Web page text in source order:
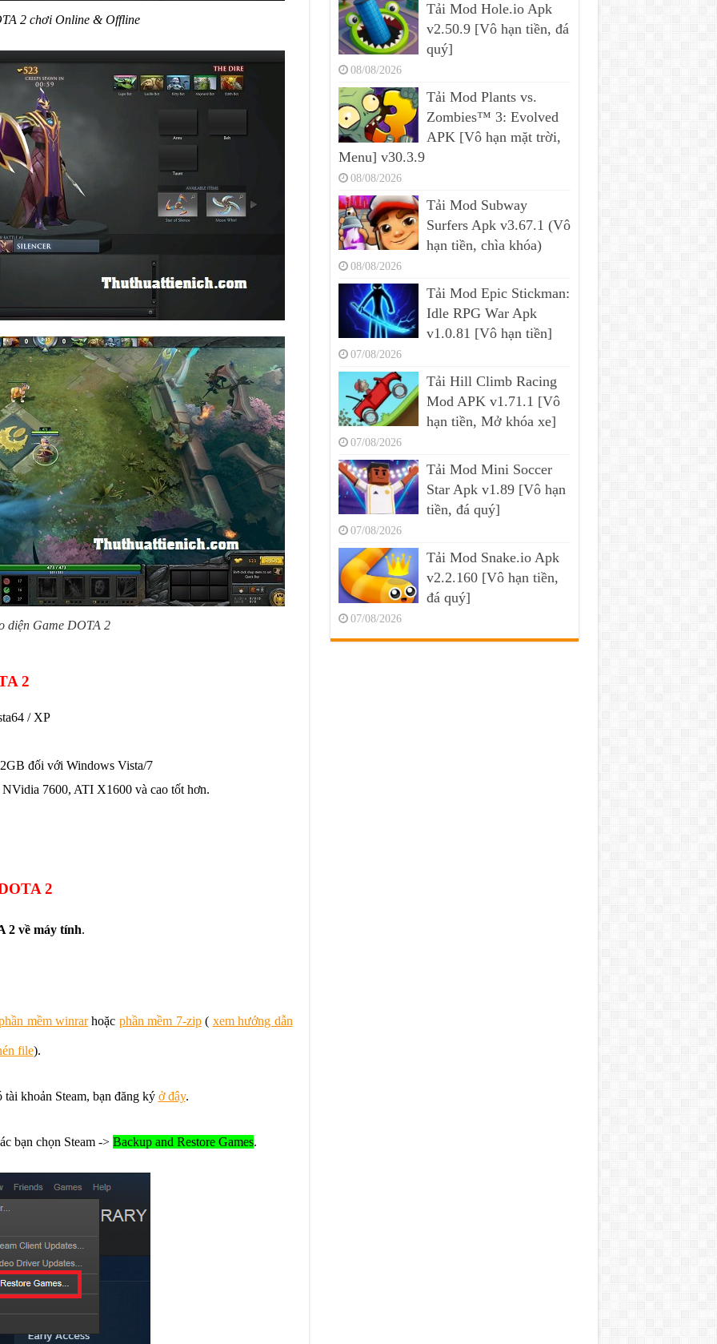
2 chơi Online & Offline
diện Game DOTA 2
2
/ XP
đối với Windows Vista/7
7600, ATI X1600 và cao tốt hơn.
2
2 về máy tính.
mềm winrarhoặc phần mềm 7-zip( xem hướng dẫn
file).
khoản Steam, bạn đăng ký ở đây.
bạn chọn Steam -> Backup and Restore Games.
Tải Mod Hole.io Apk
v2.50.9 [Vô hạn tiền, đá
quý]
08/08/2026
Tải Mod Plants vs.
Zombies™ 3: Evolved
APK [Vô hạn mặt trời,
Menu] v30.3.9
08/08/2026
Tải Mod Subway
Surfers Apk v3.67.1 (Vô
hạn tiền, chìa khóa)
08/08/2026
Tải Mod Epic Stickman:
Idle RPG War Apk
v1.0.81 [Vô hạn tiền]
07/08/2026
Tải Hill Climb Racing
Mod APK v1.71.1 [Vô
hạn tiền, Mở khóa xe]
07/08/2026
Tải Mod Mini Soccer
Star Apk v1.89 [Vô hạn
tiền, đá quý]
07/08/2026
Tải Mod Snake.io Apk
v2.2.160 [Vô hạn tiền,
đá quý]
07/08/2026